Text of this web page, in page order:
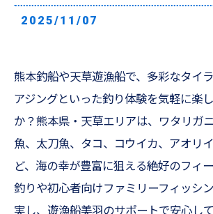
2025/11/07
熊本釣船や天草遊漁船で、多彩なタイラ
アジングといった釣り体験を気軽に楽
か？熊本県・天草エリアは、ワタリガ
魚、太刀魚、タコ、コウイカ、アオリ
ど、海の幸が豊富に狙える絶好のフィ
釣りや初心者向けファミリーフィッシ
実し、遊漁船美羽のサポートで安心して